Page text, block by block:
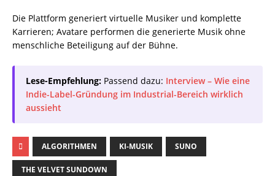
Die Plattform generiert virtuelle Musiker und komplette
Karrieren; Avatare performen die generierte Musik ohne
menschliche Beteiligung auf der Bühne.
Lese-Empfehlung: Passend dazu: Interview – Wie eine
Indie-Label-Gründung im Industrial-Bereich wirklich
aussieht
ALGORITHMEN KI-MUSIK SUNO
THE VELVET SUNDOWN